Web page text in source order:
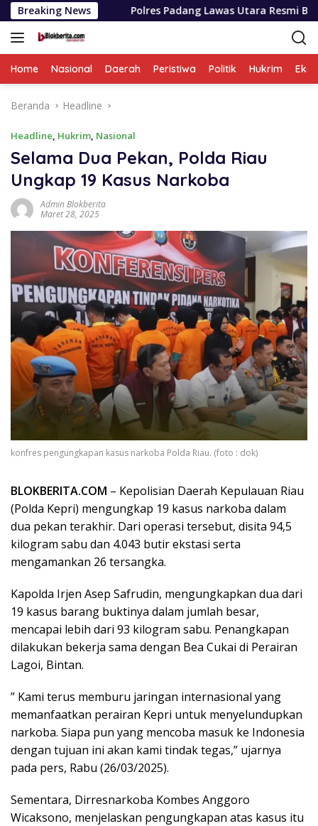
Langsung
ke
konten
Breaking NewsPolres Padang Lawas Utara Resmi Berdiri, Kapolda
Home Nasional Daerah Peristiwa Politik Hukrim
Beranda Headline
Headline, Hukrim, Nasional
Selama Dua Pekan, Polda Riau
Ungkap 19 Kasus Narkoba
Admin Blokberita
Maret 28, 2025
konfres pengungkapan kasus narkoba Polda Riau. (foto : dok)
BLOKBERITA.COM – Kepolisian Daerah Kepulauan Riau
(Polda Kepri) mengungkap 19 kasus narkoba dalam
dua pekan terakhir. Dari operasi tersebut, disita 94,5
kilogram sabu dan 4.043 butir ekstasi serta
mengamankan 26 tersangka.
Kapolda Irjen Asep Safrudin, mengungkapkan dua dari
19 kasus barang buktinya dalam jumlah besar,
mencapai lebih dari 93 kilogram sabu. Penangkapan
dilakukan bekerja sama dengan Bea Cukai di Perairan
Lagoi, Bintan.
” Kami terus memburu jaringan internasional yang
memanfaatkan perairan Kepri untuk menyelundupkan
narkoba. Siapa pun yang mencoba masuk ke Indonesia
dengan tujuan ini akan kami tindak tegas,” ujarnya
pada pers, Rabu (26/03/2025).
Sementara, Dirresnarkoba Kombes Anggoro
Wicaksono, menjelaskan pengungkapan atas kasus itu